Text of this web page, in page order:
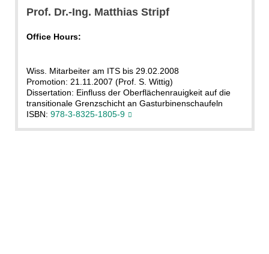
Prof. Dr.-Ing. Matthias Stripf
Office Hours:
Wiss. Mitarbeiter am ITS bis 29.02.2008
Promotion: 21.11.2007 (Prof. S. Wittig)
Dissertation: Einfluss der Oberflächenrauigkeit auf die
transitionale Grenzschicht an Gasturbinenschaufeln
ISBN: 978-3-8325-1805-9